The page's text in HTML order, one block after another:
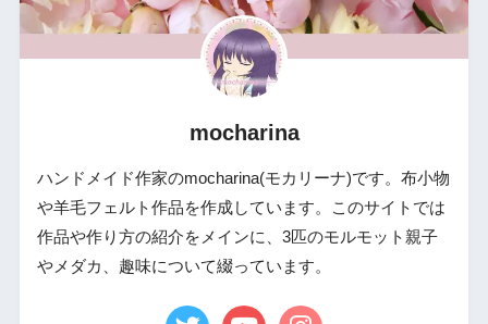
mocharina
ハンドメイド作家のmocharina(モカリーナ)です。布小物
や羊毛フェルト作品を作成しています。このサイトでは
作品や作り方の紹介をメインに、3匹のモルモット親子
やメダカ、趣味について綴っています。